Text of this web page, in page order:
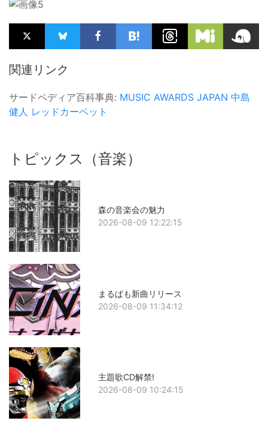
関連リンク
サードペディア百科事典: MUSIC AWARDS JAPAN 中島
健人 レッドカーペット
トピックス（音楽）
森の音楽会の魅力
2026-08-09 12:22:15
まるぱも新曲リリース
2026-08-09 11:34:12
主題歌CD解禁!
2026-08-09 10:24:15